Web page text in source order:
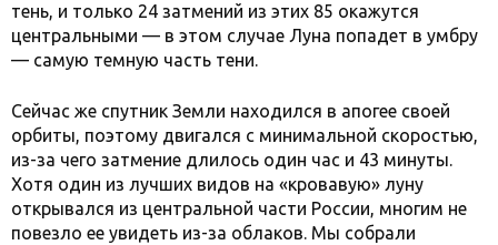
тень, и только 24 затмений из этих 85 окажутся
центральными — в этом случае Луна попадет в умбру
— самую темную часть тени.
Сейчас же спутник Земли находился в апогее своей
орбиты, поэтому двигался с минимальной скоростью,
из-за чего затмение длилось один час и 43 минуты.
Хотя один из лучших видов на «кровавую» луну
открывался из центральной части России, многим не
повезло ее увидеть из-за облаков. Мы собрали